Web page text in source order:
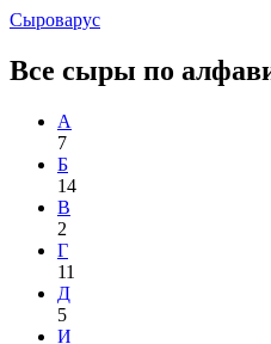
Сыроварус
Все сыры по
А
7
Б
14
В
2
Г
11
Д
5
И